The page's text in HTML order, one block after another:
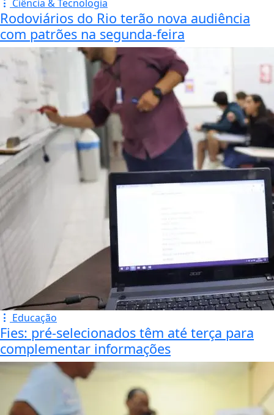
Ciência & Tecnologia
Rodoviários do Rio terão nova audiência
com patrões na segunda-feira
Educação
Fies: pré-selecionados têm até terça para
complementar informações